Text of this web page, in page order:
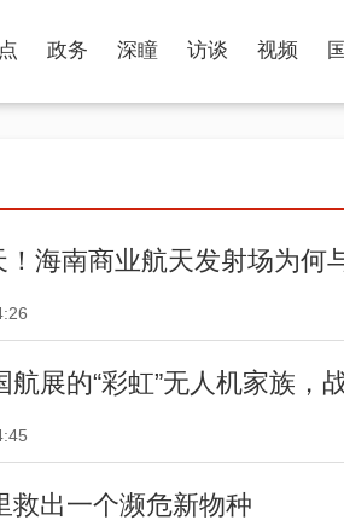
政务 深瞳 访谈 视频
海南商业航天发射场为何
展的“彩虹”无人机家族，
救出一个濒危新物种